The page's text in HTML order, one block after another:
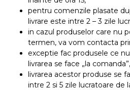
pentru comenzile plasate
livrare este intre 2 – 3 zile
in cazul produselor care nu
termen, va vom contacta
exceptie fac produsele ce
livrarea se face „la comanda”,
livrarea acestor produse se
intre 2 si 5 zile lucratoare de